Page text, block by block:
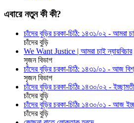
এবারে নতুন কী কী?
চাঁদের বুড়ির চরকা-চিঠি: ১৪৩১/০২ - আমরা
চাঁদের বুড়ি
We Want Justice | আমরা চাই ন্যায়বিচার
সৃজন বিভাগ
চাঁদের বুড়ির চরকা-চিঠি: ১৪৩১/০১ - আজ
সৃজন বিভাগ
চাঁদের বুড়ির চরকা-চিঠিঃ ১৪৩০/০২ -
চাঁদের বুড়ি
চাঁদের বুড়ির চরকা-চিঠিঃ ১৪৩০/০১ - আজ
চাঁদের বুড়ি